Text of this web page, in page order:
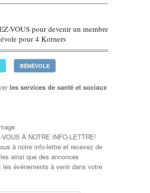
VOUS pour devenir un membre
pour 4 Korners
BÉNÉVOLE
les services de santé et sociaux
À NOTRE INFO-LETTRE!
à notre info-lettre et recevez de
ainsi que des annonces
les événements à venir dans votre